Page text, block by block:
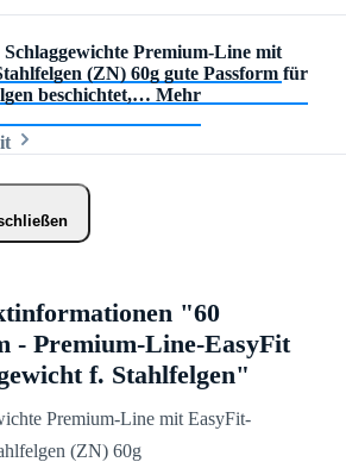
Schlaggewichte Premium-Line mit
(ZN) 60g gute Passform für
beschichtet,… Mehr
"60
- Premium-Line-EasyFit
f. Stahlfelgen"
Premium-Line mit EasyFit-
(ZN) 60g